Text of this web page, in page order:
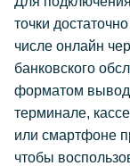
точки
числе онлайн
банковского
форматом
терминале,
или смартфоне
чтобы